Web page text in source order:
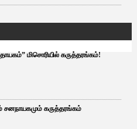
தாயகம்” மிசொரியில் கருத்தரங்கம்!
சனநாயகமும் கருத்தரங்கம்